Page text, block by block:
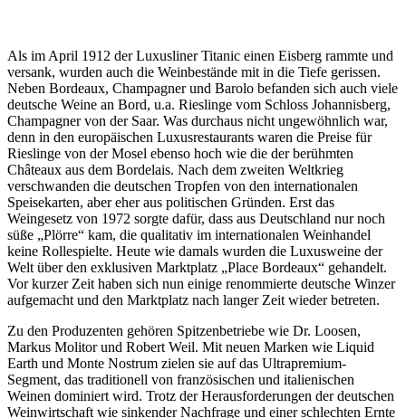
Als im April 1912 der Luxusliner Titanic einen Eisberg rammte und
versank, wurden auch die Weinbestände mit in die Tiefe gerissen.
Neben Bordeaux, Champagner und Barolo befanden sich auch viele
deutsche Weine an Bord, u.a. Rieslinge vom Schloss Johannisberg,
Champagner von der Saar. Was durchaus nicht ungewöhnlich war,
denn in den europäischen Luxusrestaurants waren die Preise für
Rieslinge von der Mosel ebenso hoch wie die der berühmten
Châteaux aus dem Bordelais. Nach dem zweiten Weltkrieg
verschwanden die deutschen Tropfen von den internationalen
Speisekarten, aber eher aus politischen Gründen. Erst das
Weingesetz von 1972 sorgte dafür, dass aus Deutschland nur noch
süße „Plörre“ kam, die qualitativ im internationalen Weinhandel
keine Rollespielte. Heute wie damals wurden die Luxusweine der
Welt über den exklusiven Marktplatz „Place Bordeaux“ gehandelt.
Vor kurzer Zeit haben sich nun einige renommierte deutsche Winzer
aufgemacht und den Marktplatz nach langer Zeit wieder betreten.
Zu den Produzenten gehören Spitzenbetriebe wie Dr. Loosen,
Markus Molitor und Robert Weil. Mit neuen Marken wie Liquid
Earth und Monte Nostrum zielen sie auf das Ultrapremium-
Segment, das traditionell von französischen und italienischen
Weinen dominiert wird. Trotz der Herausforderungen der deutschen
Weinwirtschaft wie sinkender Nachfrage und einer schlechten Ernte